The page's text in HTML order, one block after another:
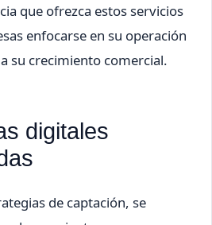
que ofrezca estos servicios
enfocarse en su operación
su crecimiento comercial.
digitales
de captación, se